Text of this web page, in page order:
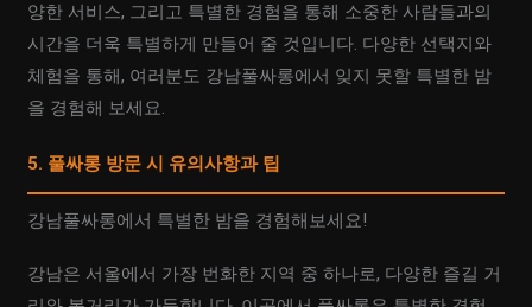
양한 서비스, 그리고 특별한 경험을 통해 소중한 사람들과의
시간을 더욱 특별하게 만들어 줄 것입니다. 다양한 선택지와
체험을 통해, 여러분도 강남풀싸롱에서 잊지 못할 특별한 밤
을 경험해 보세요.
5. 풀싸롱 방문 시 유의사항과 팁
강남풀싸롱에서 특별한 밤을 경험해보세요!
강남은 서울에서 가장 번화한 지역 중 하나로, 다양한 즐길 거